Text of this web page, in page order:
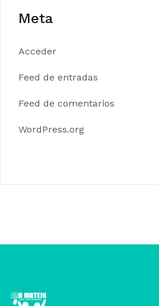
Meta
Acceder
Feed de entradas
Feed de comentarios
WordPress.org